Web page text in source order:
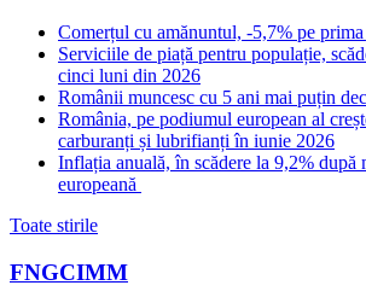
Comerțul cu amănuntul, -5,7% pe
Serviciile de piață pentru populație,
cinci luni din 2026
Românii muncesc cu 5 ani mai puțin
România, pe podiumul european al
carburanți și lubrifianți în iunie 2026
Inflația anuală, în scădere la 9,2% după
europeană
Toate stirile
FNGCIMM